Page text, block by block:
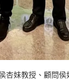
杏妹教授、顧問